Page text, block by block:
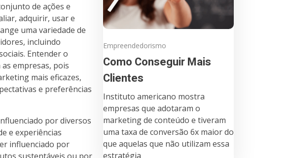
de ações e
adquirir, usar e
uma variedade de
incluindo
Entender o
empresas, pois
mais eficazes,
e preferências
por diversos
e experiências
influenciado por
sustentáveis ou por
Empreendedorismo
Como Conseguir Mais
Clientes
Instituto americano mostra
empresas que adotaram o
marketing de conteúdo e tiveram
uma taxa de conversão 6x maior do
que aquelas que não utilizam essa
estratégia